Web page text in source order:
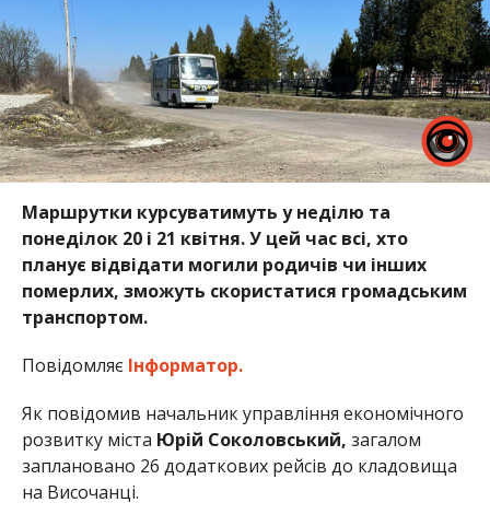
Маршрутки курсуватимуть у неділю та
понеділок 20 і 21 квітня. У цей час всі, хто
планує відвідати могили родичів чи інших
померлих, зможуть скористатися громадським
транспортом.
Повідомляє Інформатор.
Як повідомив начальник управління економічного
розвитку міста Юрій Соколовський, загалом
заплановано 26 додаткових рейсів до кладовища
на Височанці.